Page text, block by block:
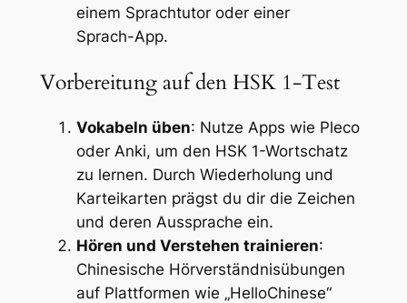
einem Sprachtutor oder einer
Sprach-App.
Vorbereitung auf den HSK 1-Test
Vokabeln üben: Nutze Apps wie Pleco
oder Anki, um den HSK 1-Wortschatz
zu lernen. Durch Wiederholung und
Karteikarten prägst du dir die Zeichen
und deren Aussprache ein.
Hören und Verstehen trainieren:
Chinesische Hörverständnisübungen
auf Plattformen wie „HelloChinese“